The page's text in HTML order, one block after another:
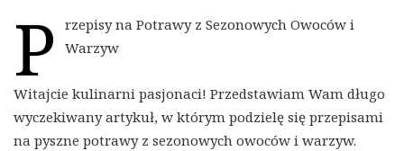
P
rzepisy na Potrawy z Sezonowych Owoców i
Warzyw
Witajcie kulinarni pasjonaci! Przedstawiam Wam długo
wyczekiwany artykuł, w którym podzielę się przepisami
na pyszne potrawy z sezonowych owoców i warzyw.